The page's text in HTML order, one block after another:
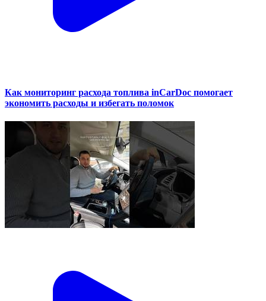
Как мониторинг расхода топлива inCarDoc помогает
экономить расходы и избегать поломок